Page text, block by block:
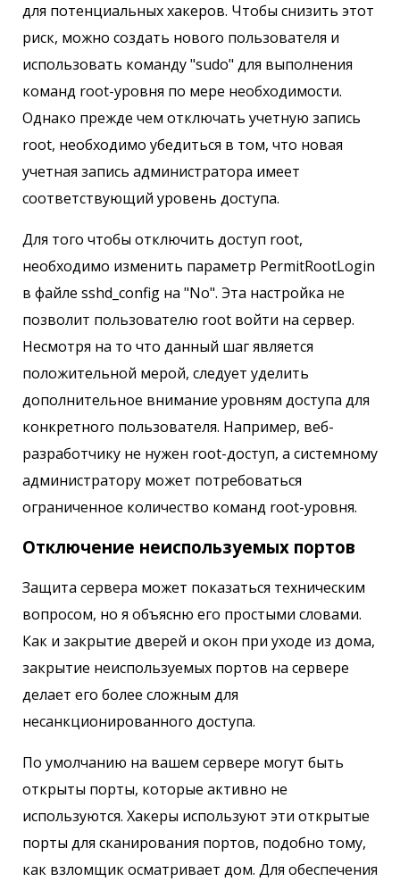
для потенциальных хакеров. Чтобы снизить этот
риск, можно создать нового пользователя и
использовать команду "sudo" для выполнения
команд root-уровня по мере необходимости.
Однако прежде чем отключать учетную запись
root, необходимо убедиться в том, что новая
учетная запись администратора имеет
соответствующий уровень доступа.
Для того чтобы отключить доступ root,
необходимо изменить параметр PermitRootLogin
в файле sshd_config на "No". Эта настройка не
позволит пользователю root войти на сервер.
Несмотря на то что данный шаг является
положительной мерой, следует уделить
дополнительное внимание уровням доступа для
конкретного пользователя. Например, веб-
разработчику не нужен root-доступ, а системному
администратору может потребоваться
ограниченное количество команд root-уровня.
Отключение неиспользуемых портов
Защита сервера может показаться техническим
вопросом, но я объясню его простыми словами.
Как и закрытие дверей и окон при уходе из дома,
закрытие неиспользуемых портов на сервере
делает его более сложным для
несанкционированного доступа.
По умолчанию на вашем сервере могут быть
открыты порты, которые активно не
используются. Хакеры используют эти открытые
порты для сканирования портов, подобно тому,
как взломщик осматривает дом. Для обеспечения